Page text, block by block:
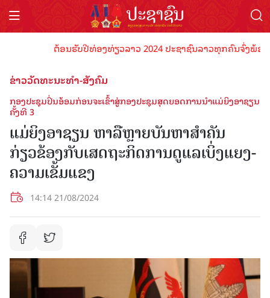
ຕ້ອນຮັບປີທ່ອງທ່ຽວລາວ 2024 ປະຊາຊົນລາວທຸກຄົນຈົ່ງພ້ອມ
ຂ່າວວັດທະນະທຳ-ສັງຄົມ
ກອງປະຊຸມປິ່ນອ້ອມກ່ອນຈະເຂົ້າສູ່ກອງປະຊຸມສຸດຍອດການນໍາແມ່ຍິງອາຊຽນ
ຄັ້ງທີ 3
ແມ່ຍິງອາຊຽນ ຫາລືຫຼາຍບັນຫາສຳຄັນ
ກ່ຽວຂ້ອງກັບເສດຖະກິດການດູແລເບິ່ງແຍງ-
ຄວາມເຂັ້ມແຂງ
14:14 21/08/2024